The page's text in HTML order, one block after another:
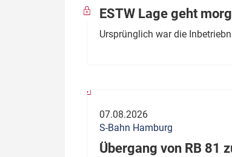
Dossier: Generalsanierung
Dossier: ETCS
ESTW Lage geht
Ursprünglich war die
07.08.2026
S-Bahn Hamburg
Übergang von RB 81